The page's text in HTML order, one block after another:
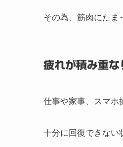
その為、筋肉にたま
疲れが積み重
仕事や家事、スマホ
十分に回復できない